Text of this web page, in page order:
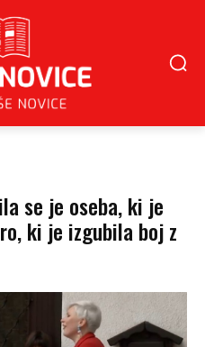
se je oseba, ki je
ki je izgubila boj z